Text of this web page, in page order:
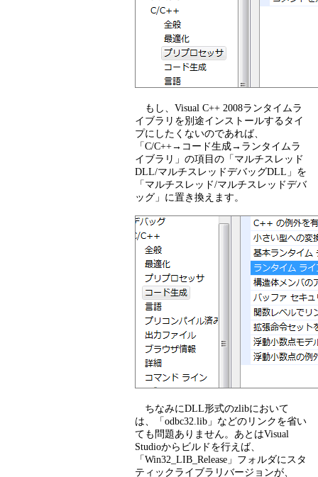
もし、Visual C++ 2008ランタイムラ
イブラリを別途インストールするタイ
プにしたくないのであれば、
「C/C++→コード生成→ランタイムラ
イブラリ」の項目の「マルチスレッド
DLL/マルチスレッドデバッグDLL」を
「マルチスレッド/マルチスレッドデバ
ッグ」に置き換えます。
ちなみにDLL形式のzlibにおいて
は、「odbc32.lib」などのリンクを省い
ても問題ありません。あとはVisual
Studioからビルドを行えば、
「Win32_LIB_Release」フォルダにスタ
ティックライブラリバージョンが、